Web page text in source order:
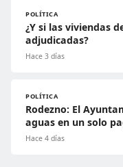
POLÍTICA
¿Y si las viviendas
adjudicadas?
Hace 3 días
POLÍTICA
Rodezno: El
aguas en un solo
Hace 4 días